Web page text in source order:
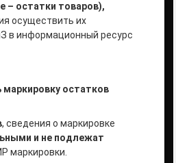
– остатки товаров),
осуществить их
в информационный ресурс
остатков
, сведения о маркировке
и не подлежат
маркировки.